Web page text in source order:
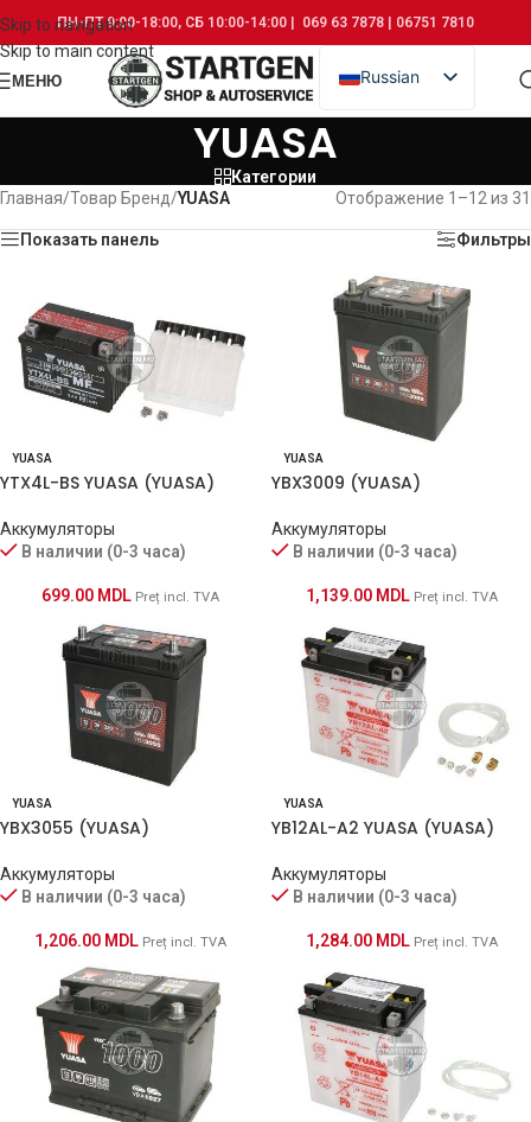
Skip to navigation
Skip to main content
ПН-ПТ 9:00-18:00, СБ 10:00-14:00 | 069 63 7878 | 06751 7810
МЕНЮ
Russian
Romanian
YUASA
Категории
Главная/Товар Бренд/YUASA Отображение 1–12 из 31
Показать панель Фильтры
YUASA
YTX4L-BS YUASA (YUASA)
Аккумуляторы
В наличии (0-3 часа)
699.00 MDL Preț incl. TVA
YUASA
YBX3009 (YUASA)
Аккумуляторы
В наличии (0-3 часа)
1,139.00 MDL Preț incl. TVA
YUASA
YBX3055 (YUASA)
Аккумуляторы
В наличии (0-3 часа)
1,206.00 MDL Preț incl. TVA
YUASA
YB12AL-A2 YUASA (YUASA)
Аккумуляторы
В наличии (0-3 часа)
1,284.00 MDL Preț incl. TVA